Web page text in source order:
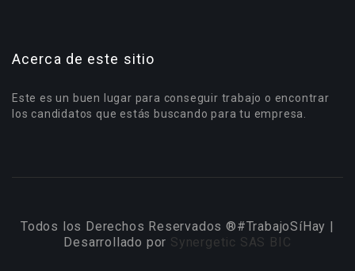
Acerca de este sitio
Este es un buen lugar para conseguir trabajo o encontrar
los candidatos que estás buscando para tu empresa.
Todos los Derechos Reservados ®#TrabajoSíHay |
Desarrollado por Synergetic SAS BIC